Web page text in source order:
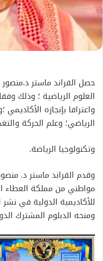
حصل القراند ماستر
العلوم الرياضية ؛ وذلك
واعترافا بإنجازه
الرياضي؛ وعلم الحركة
وتكنولوجيا الرياضة.
وقدم القراند ماستر د.
مواطني من مملكة العطاء
للأكاديمية الدولية في
ومنحه الدبلوم المشترك